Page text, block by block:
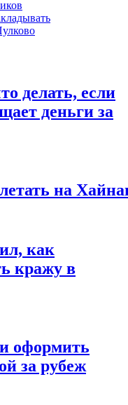
делать, если
деньги за
на
как
кражу в
оформить
за рубеж